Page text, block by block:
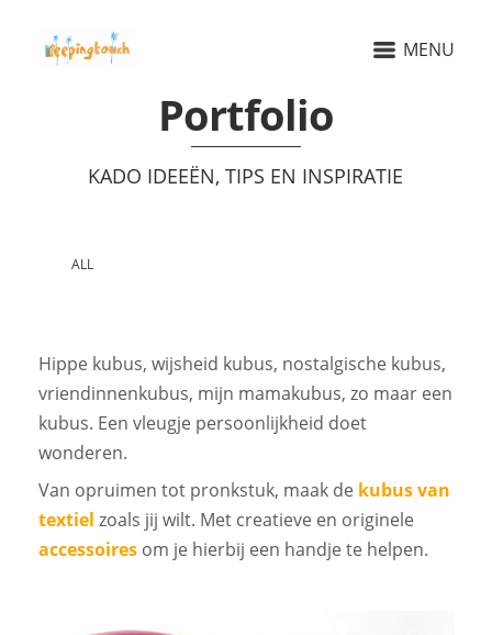
MENU
Portfolio
KADO IDEEËN, TIPS EN INSPIRATIE
ALL
Hippe kubus, wijsheid kubus, nostalgische kubus,
vriendinnenkubus, mijn mamakubus, zo maar een
kubus. Een vleugje persoonlijkheid doet
wonderen.
Van opruimen tot pronkstuk, maak de kubus van
textiel zoals jij wilt. Met creatieve en originele
accessoiresom je hierbij een handje te helpen.